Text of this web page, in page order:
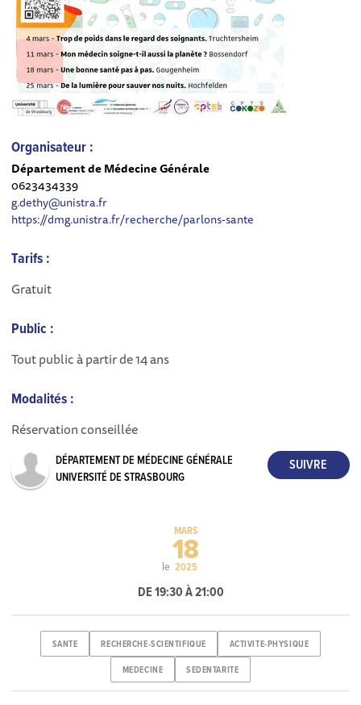
Organisateur :
Département de Médecine Générale
0623434339
g.dethy@unistra.fr
https://dmg.unistra.fr/recherche/parlons-sante
Tarifs :
Gratuit
Public :
Tout public à partir de 14 ans
Modalités :
Réservation conseillée
DÉPARTEMENT DE MÉDECINE GÉNÉRALE
UNIVERSITÉ DE STRASBOURG
le
MARS
18
2025
DE 19:30 À 21:00
SANTE RECHERCHE-SCIENTIFIQUE ACTIVITE-PHYSIQUE
MEDECINE SEDENTARITE